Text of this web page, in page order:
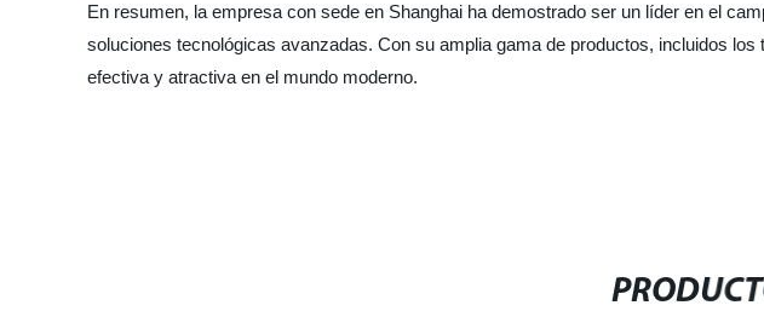
En resumen, la empresa con sede en Shanghai ha demostrado ser un líder en el
soluciones tecnológicas avanzadas. Con su amplia gama de productos, incluidos
efectiva y atractiva en el mundo moderno.